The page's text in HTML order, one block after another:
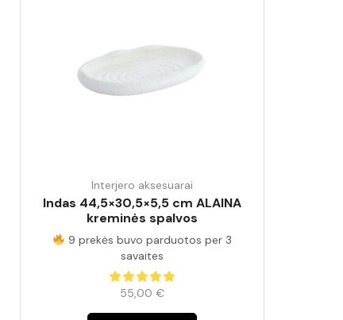
Interjero aksesuarai
Indas 44,5×30,5×5,5 cm ALAINA
kreminės spalvos
9 prekės buvo parduotos per 3
savaites
55,00 €